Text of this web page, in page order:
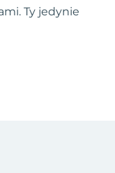
Ty jedynie